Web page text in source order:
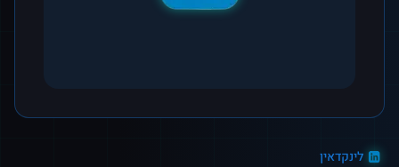
לינקדאין